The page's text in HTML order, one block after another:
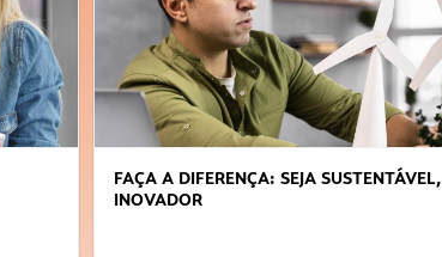
FAÇA A DIFERENÇA: SEJA
INOVADOR